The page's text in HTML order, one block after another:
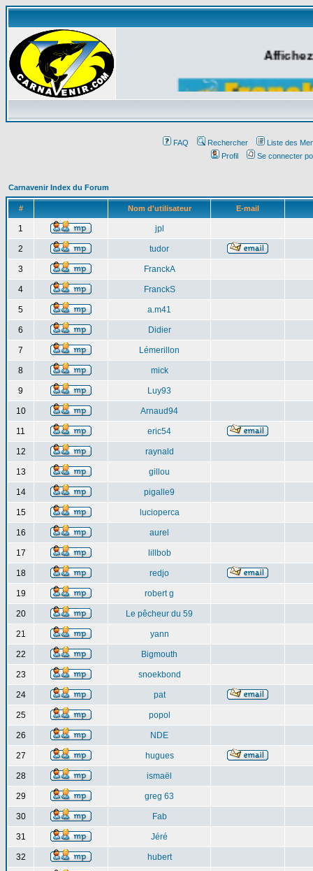
FAQ Rechercher
Liste des
Profil
Se connecter
Carnavenir Index du Forum
# Nom d'utilisateur E-mail
1 jpl
2 tudor
3 FranckA
4 FranckS
5 a.m41
6 Didier
7 Lémerillon
8 mick
9 Luy93
10 Arnaud94
11 eric54
12 raynald
13 gillou
14 pigalle9
15 lucioperca
16 aurel
17 lillbob
18 redjo
19 robert g
20 Le pêcheur du 59
21 yann
22 Bigmouth
23 snoekbond
24 pat
25 popol
26 NDE
27 hugues
28 ismaël
29 greg 63
30 Fab
31 Jéré
32 hubert